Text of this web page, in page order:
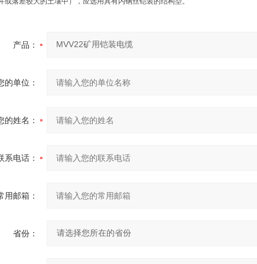
产品：
的单位：
的姓名：
系电话：
用邮箱：
省份：